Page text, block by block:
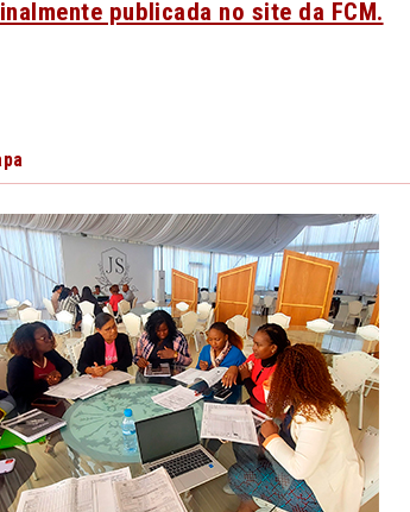
publicada no site da FCM.